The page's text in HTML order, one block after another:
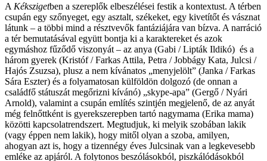
A Kékszigetben a szereplők elbeszélései festik a kontextust. A térben
csupán egy szőnyeget, egy asztalt, székeket, egy kivetítőt és vásznat
látunk – a többi mind a résztvevők fantáziájára van bízva. A narráció
a tér bemutatásával együtt bontja ki a karaktereket és azok
egymáshoz fűződő viszonyát – az anya (Gabi / Lipták Ildikó) és a
három gyerek (Kristóf / Farkas Attila, Petra / Jobbágy Kata, Julcsi /
Hajós Zsuzsa), plusz a nem kívánatos „menyjelölt” (Janka / Farkas
Sára Eszter) és a folyamatosan külföldön dolgozó (de onnan a
családfő státuszát megőrizni kívánó) „skype-apa” (Gergő / Nyári
Arnold), valamint a csupán említés szintjén megjelenő, de az anyát
még felnőttként is gyerekszerepben tartó nagymama (Erika mama)
közötti kapcsolatrendszert. Megtudjuk, ki melyik szobában lakik
(vagy éppen nem lakik), hogy mitől olyan a szoba, amilyen,
ahogyan azt is, hogy a tizennégy éves Julcsinak van a legkevesebb
emléke az apjáról. A folytonos beszólásokból, piszkálódásokból